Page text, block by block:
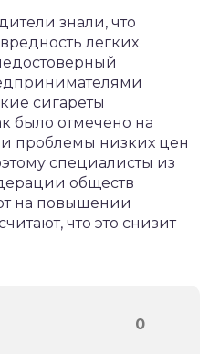
знали, что
легких
сигареты
было отмечено на
проблемы низких цен
специалисты из
обществ
на повышении
что это снизит
0